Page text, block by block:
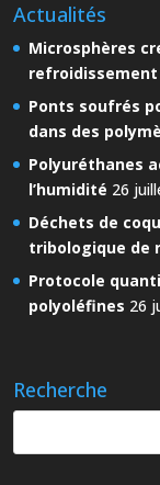
Actualités
Microsphères
Ponts soufrés
dans des
Polyuréthanes
l’humidité 26
Déchets de
tribologique de
Protocole
polyoléfines 26
Recherche